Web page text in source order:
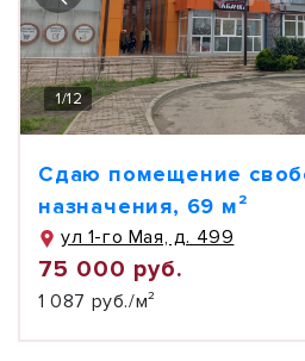
1/12
Сдаю помещение
назначения, 69 м²
ул 1-го Мая, д. 499
75 000 руб.
1 087 руб./м²